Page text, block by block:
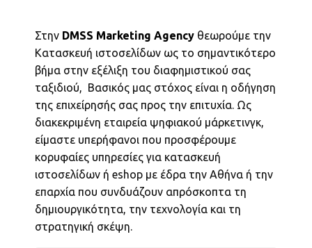
Στην DMSS Marketing Agency θεωρούμε την
Κατασκευή ιστοσελίδων ως το σημαντικότερο
βήμα στην εξέλιξη του διαφημιστικού σας
ταξιδιού, Βασικός μας στόχος είναι η οδήγηση
της επιχείρησής σας προς την επιτυχία. Ως
διακεκριμένη εταιρεία ψηφιακού μάρκετινγκ,
είμαστε υπερήφανοι που προσφέρουμε
κορυφαίες υπηρεσίες για κατασκευή
ιστοσελίδων ή eshop με έδρα την Αθήνα ή την
επαρχία που συνδυάζουν απρόσκοπτα τη
δημιουργικότητα, την τεχνολογία και τη
στρατηγική σκέψη.